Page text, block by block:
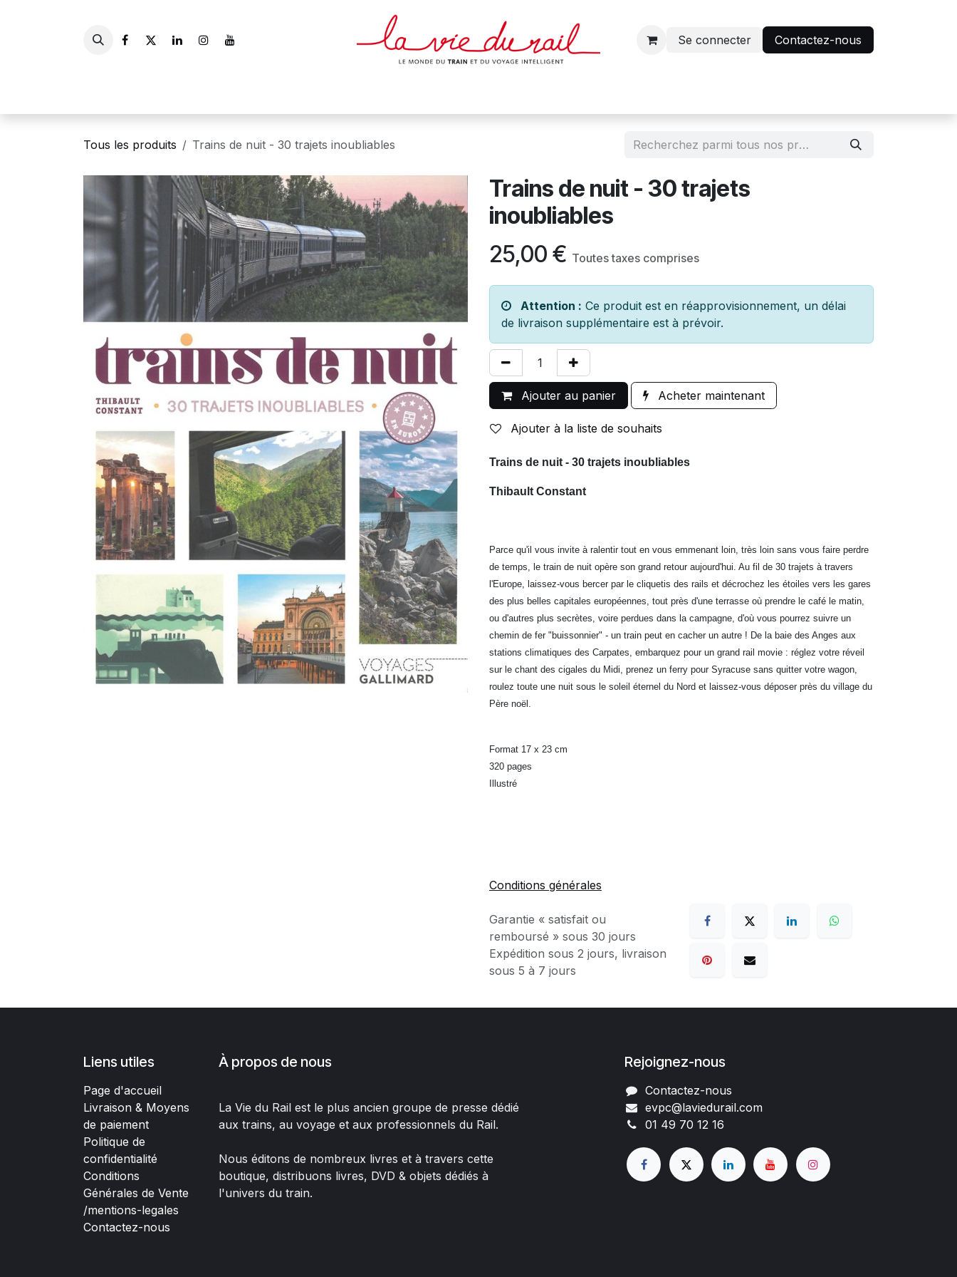
Se connecter Contactez-nous
Tous les produits Trains de nuit - 30 trajets inoubliables
Trains de nuit - 30 trajets
inoubliables
25,00 € Toutes taxes comprises
Attention : Ce produit est en réapprovisionnement, un délai
de livraison supplémentaire est à prévoir.
Ajouter au panier Acheter maintenant
Ajouter à la liste de souhaits
Trains de nuit - 30 trajets inoubliables
Thibault Constant
Parce qu'il vous invite à ralentir tout en vous emmenant loin, très loin sans vous faire perdre
de temps, le train de nuit opère son grand retour aujourd'hui. Au fil de 30 trajets à travers
l'Europe, laissez-vous bercer par le cliquetis des rails et décrochez les étoiles vers les gares
des plus belles capitales européennes, tout près d'une terrasse où prendre le café le matin,
ou d'autres plus secrètes, voire perdues dans la campagne, d'où vous pourrez suivre un
chemin de fer "buissonnier" - un train peut en cacher un autre ! De la baie des Anges aux
stations climatiques des Carpates, embarquez pour un grand rail movie : réglez votre réveil
sur le chant des cigales du Midi, prenez un ferry pour Syracuse sans quitter votre wagon,
roulez toute une nuit sous le soleil éternel du Nord et laissez-vous déposer près du village du
Père noël.
Format 17 x 23 cm
320 pages
Illustré
Conditions générales
Garantie « satisfait ou
remboursé » sous 30 jours
Expédition sous 2 jours, livraison
sous 5 à 7 jours
Liens utiles
Page d'accueil
Livraison & Moyens
de paiement
Politique de
confidentialité
Conditions
Générales de Vente
/mentions-legales
Contactez-nous
À propos de nous
La Vie du Rail est le plus ancien groupe de presse dédié
aux trains, au voyage et aux professionnels du Rail.
Nous éditons de nombreux livres et à travers cette
boutique, distribuons livres, DVD & objets dédiés à
l'univers du train.
Rejoignez-nous
Contactez-nous
evpc@laviedurail.com
01 49 70 12 16